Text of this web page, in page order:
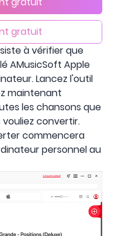
gratuit
à vérifier que
AMusicSoft Apple
Lancez l'outil
maintenant
les chansons que
convertir.
commencera
personnel au